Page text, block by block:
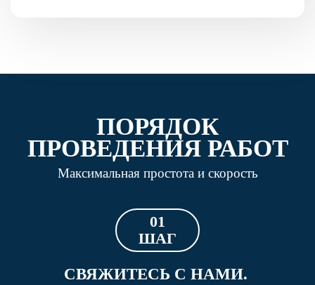
ПОРЯДОК
ПРОВЕДЕНИЯ РАБОТ
Максимальная простота и скорость
01
ШАГ
СВЯЖИТЕСЬ С НАМИ.